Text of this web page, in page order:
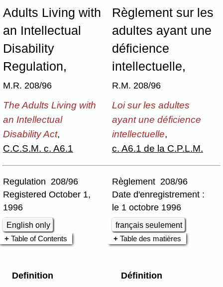
Adults Living with
an Intellectual
Disability
Regulation,
M.R. 208/96
Règlement sur les
adultes ayant une
déficience
intellectuelle,
R.M. 208/96
The Adults Living with
an Intellectual
Disability Act,
C.C.S.M. c. A6.1
Loi sur les adultes
ayant une déficience
intellectuelle,
c. A6.1 de la C.P.L.M.
Regulation 208/96
Registered October 1,
1996
English only
Règlement 208/96
Date d'enregistrement :
le 1 octobre 1996
français seulement
Table of Contents
Table des matières
Definition
Définition